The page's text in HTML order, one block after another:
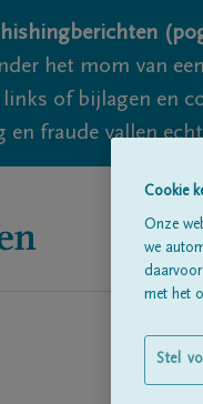
het mom van
of bijlagen en
en fraude vallen
Cookie
Onze
we
met het
Stel